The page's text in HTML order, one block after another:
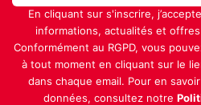
En cliquant sur s'inscrire,
informations, actualités et
Conformément au RGPD, vous
à tout moment en cliquant sur le
dans chaque email. Pour en
données, consultez notre